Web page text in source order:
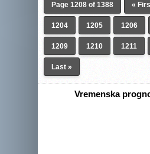
Page 1208 of 1388 «
1204 1205 1206
1209 1210 1211
Last »
Vremenska